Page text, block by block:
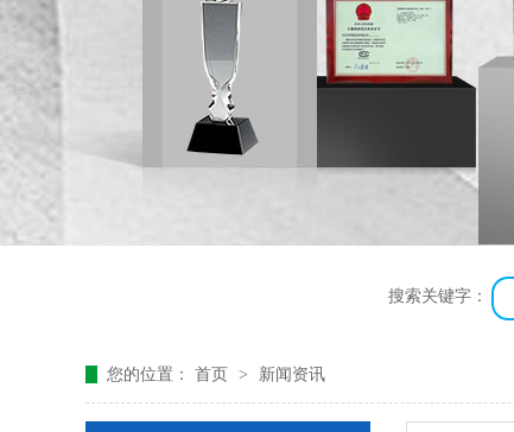
搜索关键字：
您的位置： 首页 > 新闻资讯